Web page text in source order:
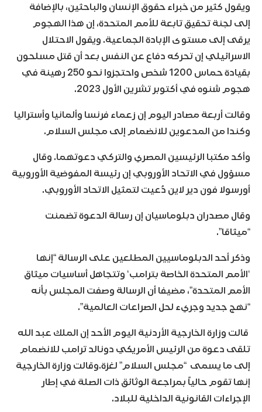
ويقول كثير من خبراء حقوق الإنسان والباحثين، بالإضافة
إلى لجنة تحقيق تابعة للأمم المتحدة، إن هذا الهجوم
يرقى إلى مستوى الإبادة الجماعية. ويقول الاحتلال
الاسرائيلي إن تحركه دفاع عن النفس بعد أن قتل مسلحون
بقيادة حماس 1200 شخص واحتجزوا نحو 250 رهينة في
هجوم شنوه في أكتوبر تشرين الأول 2023.
وقالت أربعة مصادر اليوم إن زعماء فرنسا وألمانيا وأستراليا
وكندا من المدعوين للانضمام إلى مجلس السلام.
وأكد مكتبا الرئيسين المصري والتركي دعوتهما. وقال
مسؤول في الاتحاد الأوروبي إن رئيسة المفوضية الأوروبية
أورسولا فون دير لاين دُعيت لتمثيل الاتحاد الأوروبي.
وقال مصدران دبلوماسيان إن رسالة الدعوة تضمنت
“ميثاقا”.
وذكر أحد الدبلوماسيين المطلعين على الرسالة “إنها
‘الأمم المتحدة الخاصة بترامب‘ وتتجاهل أساسيات ميثاق
الأمم المتحدة”، مضيفا أن الرسالة وصفت المجلس بأنه
“نهج جديد وجريء لحل الصراعات العالمية”.
قالت وزارة الخارجية الأردنية اليوم الأحد إن الملك عبد الله
تلقى دعوة من الرئيس الأمريكي دونالد ترامب للانضمام
إلى ما يسمى “مجلس السلام” لغزة.وقالت وزارة الخارجية
إنها تقوم حالياً بمراجعة الوثائق ذات الصلة في إطار
الإجراءات القانونية الداخلية للبلاد.